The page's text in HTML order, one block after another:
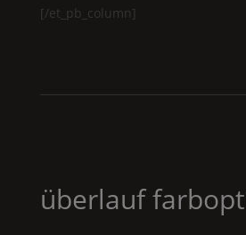
[/et_pb_column]
überlauf